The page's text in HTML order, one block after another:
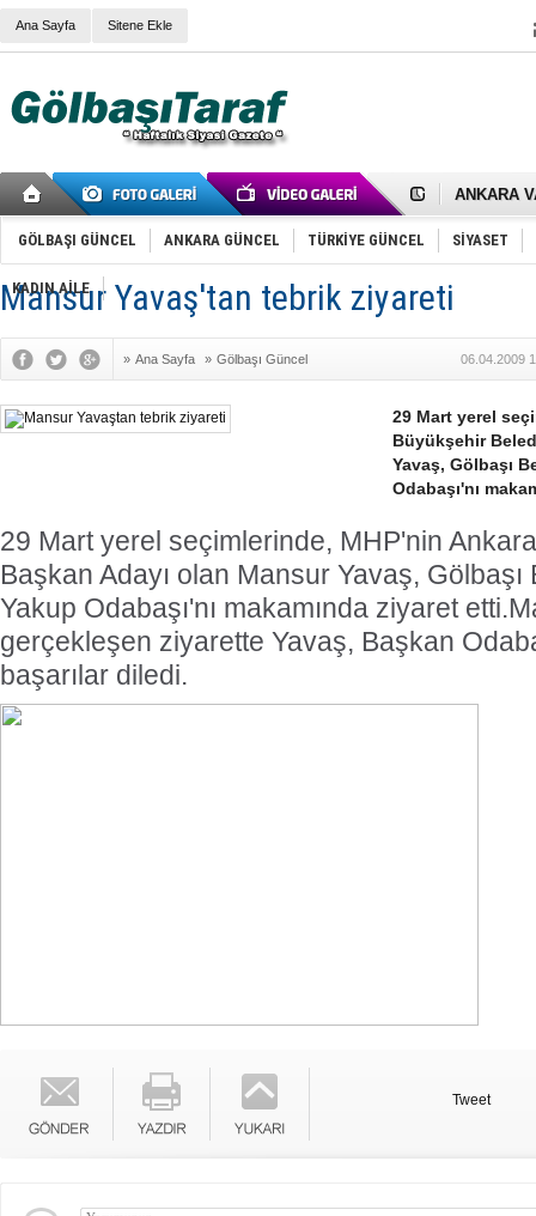
Ana Sayfa Sitene Ekle
ANKARA
Cemal
Samet
TÜRKİYE
SPOR
Mikail
RECEP
Gölbaşı
İNCEK
GÖLBAŞI GÜNCEL ANKARA GÜNCEL TÜRKİYE GÜNCEL SİYASET
KADIN AİLE
Mansur Yavaş'tan tebrik ziyareti
» Ana Sayfa » Gölbaşı Güncel 06.04.2009
29 Mart yerel
Büyükşehir
Yavaş, Gölbaşı
Odabaşı'nı
29 Mart yerel seçimlerinde, MHP'nin
Başkan Adayı olan Mansur Yavaş, Gölbaşı
Yakup Odabaşı'nı makamında ziyaret
gerçekleşen ziyarette Yavaş, Başkan
başarılar diledi.
Tweet